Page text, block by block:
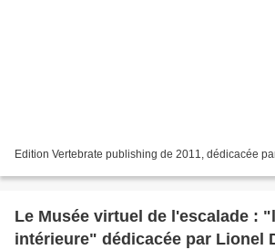
Edition Vertebrate publishing de 2011, dédicacée
Le Musée virtuel de l'escalade :
intérieure" dédicacée par Lionel